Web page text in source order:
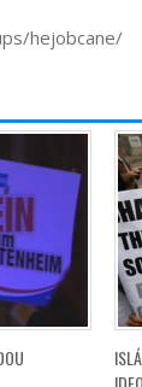
hejobcane/